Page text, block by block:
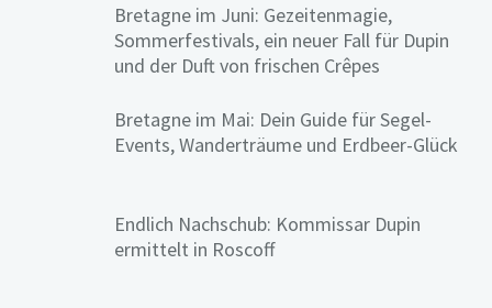
Bretagne im Juni: Gezeitenmagie,
Sommerfestivals, ein neuer Fall für Dupin
und der Duft von frischen Crêpes
Bretagne im Mai: Dein Guide für Segel-
Events, Wanderträume und Erdbeer-Glück
Endlich Nachschub: Kommissar Dupin
ermittelt in Roscoff